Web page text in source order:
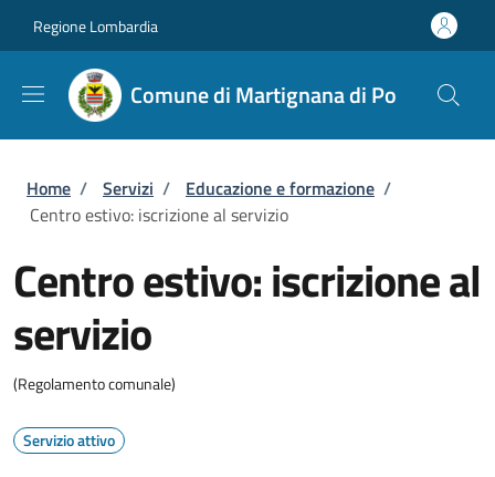
Regione Lombardia
Comune di Martignana di Po
Briciole di pane
Home / Servizi / Educazione e formazione /
Centro estivo: iscrizione al servizio
Centro estivo: iscrizione al
servizio
(Regolamento comunale)
Servizio attivo